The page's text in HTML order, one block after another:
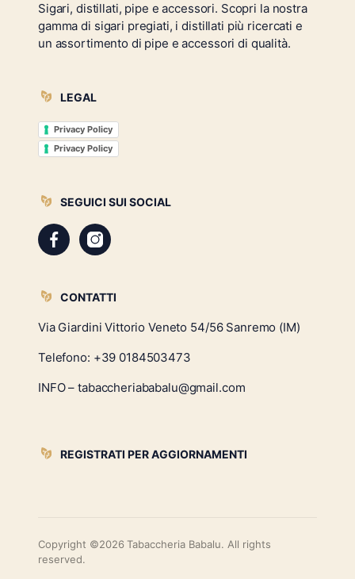
Sigari, distillati, pipe e accessori. Scopri la nostra
gamma di sigari pregiati, i distillati più ricercati e
un assortimento di pipe e accessori di qualità.
LEGAL
Privacy Policy
Privacy Policy
SEGUICI SUI SOCIAL
CONTATTI
Via Giardini Vittorio Veneto 54/56 Sanremo (IM)
Telefono: +39 0184503473
INFO – tabaccheriababalu@gmail.com
REGISTRATI PER AGGIORNAMENTI
Copyright ©2026 Tabaccheria Babalu. All rights
reserved.